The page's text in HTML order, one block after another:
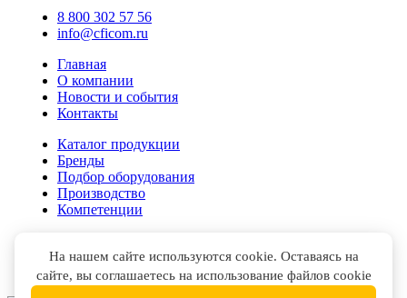
8 800 302 57 56
info@cficom.ru
Главная
О компании
Новости и события
Контакты
Каталог продукции
Бренды
Подбор оборудования
Производство
Компетенции
На нашем сайте используются cookie. Оставаясь на
сайте, вы соглашаетесь на использование файлов cookie